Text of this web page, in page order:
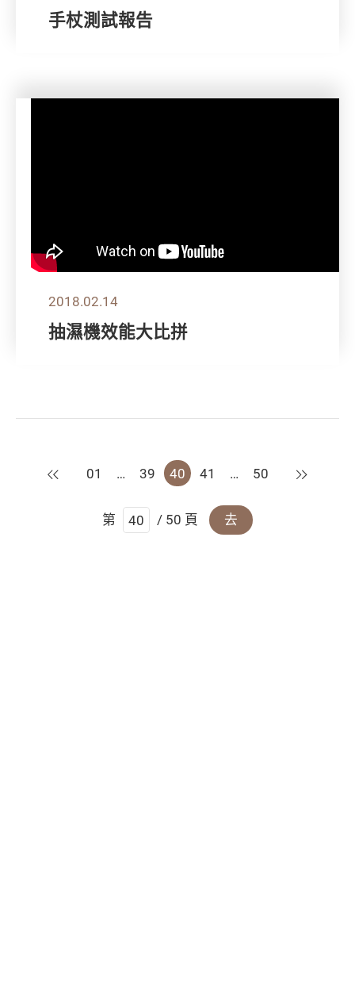
手杖測試報告
2018.02.14
抽濕機效能大比拼
上一頁
01 … 39 40 41 … 50 下一頁
第 / 50 頁 去